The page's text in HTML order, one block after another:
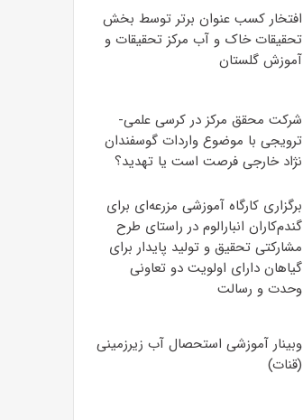
افتخار کسب عنوان برتر توسط بخش
تحقیقات خاک و آب مرکز تحقیقات و
آموزش گلستان
شرکت محقق مرکز در کرسی علمی-
ترویجی با موضوع واردات گوسفندان
نژاد خارجی فرصت است یا تهدید؟
برگزاری کارگاه آموزشی مزرعه‌ای برای
گندم‌کاران انبارالوم در راستای طرح
مشارکتی تحقیق و تولید پایدار برای
گیاهان دارای اولویت دو تعاونی
وحدت و رسالت
وبینار آموزشی استحصال آب زیرزمینی
(قنات)